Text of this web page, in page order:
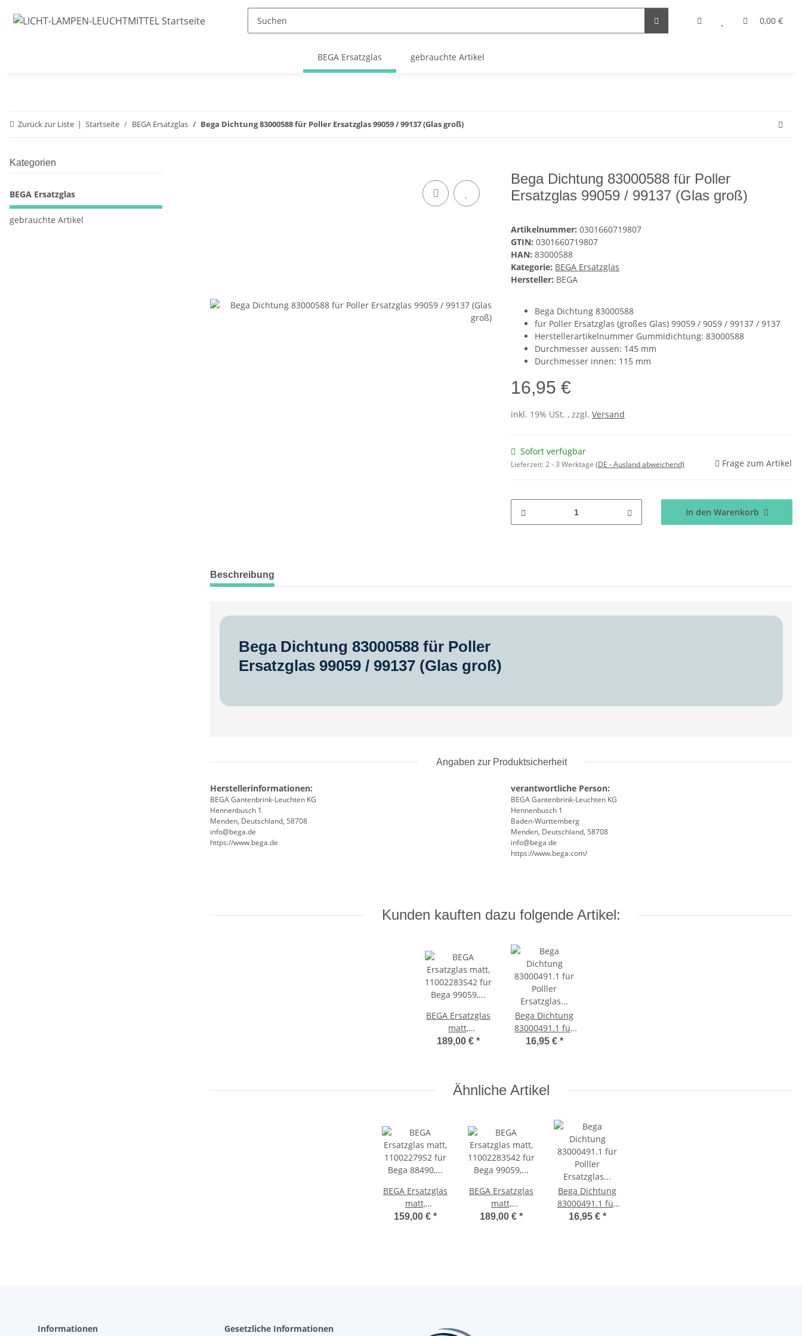
0,00 €
BEGA Ersatzglas gebrauchte Artikel
Zurück zur Liste Startseite BEGA Ersatzglas Bega Dichtung 83000588 für Poller Ersatzglas 99059 / 99137 (Glas groß)
Bega Dichtung 83000588 für Poller
Ersatzglas 99059 / 99137 (Glas groß)
Artikelnummer: 0301660719807
GTIN: 0301660719807
HAN: 83000588
Kategorie: BEGA Ersatzglas
Hersteller: BEGA
Bega Dichtung 83000588
für Poller Ersatzglas (großes Glas) 99059 / 9059 / 99137 / 9137
Herstellerartikelnummer Gummidichtung: 83000588
Durchmesser aussen: 145 mm
Durchmesser innen: 115 mm
16,95 €
inkl. 19% USt. , zzgl. Versand
Sofort verfügbar
Lieferzeit:2 - 3 Werktage (DE - Ausland abweichend) Frage zum Artikel
In den Warenkorb
Beschreibung
Bega Dichtung 83000588 für Poller
Ersatzglas 99059 / 99137 (Glas groß)
Angaben zur Produktsicherheit
Herstellerinformationen:
BEGA Gantenbrink-Leuchten KG
Hennenbusch 1
Menden, Deutschland, 58708
info@bega.de
https://www.bega.de
verantwortliche Person:
BEGA Gantenbrink-Leuchten KG
Hennenbusch 1
Baden-Württemberg
Menden, Deutschland, 58708
info@bega.de
https://www.bega.com/
Kunden kauften dazu folgende Artikel:
BEGA Ersatzglas
matt,
11002283S42 für
großes Glas
189,00 € *
Bega Dichtung
83000491.1 für
Polller
Glas)
16,95 € *
Ähnliche Artikel
BEGA Ersatzglas
matt,
11002279S2 für
159,00 € *
BEGA Ersatzglas
matt,
11002283S42 für
189,00 € *
Bega Dichtung
83000491.1 für
Polller
16,95 € *
Kategorien
BEGA Ersatzglas
gebrauchte Artikel
Informationen Gesetzliche Informationen